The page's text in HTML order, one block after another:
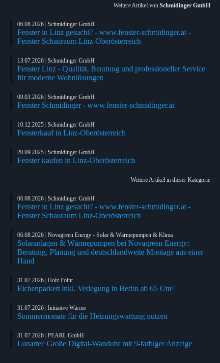
Weitere Artikel von Schmidinger GmbH
06.08.2026 | Schmidinger GmbH
Fenster in Linz gesucht? - www.fenster-schmidinger.at -
Fenster Schauraum Linz-Oberösterreich
13.07.2026 | Schmidinger GmbH
Fenster Linz - Qualität, Beratung und professioneller Service
für moderne Wohnlösungen
09.03.2026 | Schmidinger GmbH
Fenster Schmidinger - www.fenster-schmidinger.at
10.12.2025 | Schmidinger GmbH
Fensterkauf in Linz-Oberösterreich
20.09.2025 | Schmidinger GmbH
Fenster kaufen in Linz­-Oberösterreich
Weitere Artikel in dieser Kategorie
06.08.2026 | Schmidinger GmbH
Fenster in Linz gesucht? - www.fenster-schmidinger.at -
Fenster Schauraum Linz-Oberösterreich
06.08.2026 | Novagreen Energy - Solar & Wärmepumpen & Klima
Solaranlagen & Wärmepumpen bei Novagreen Energy:
Beratung, Planung und deutschlandweite Montage aus einer
Hand
31.07.2026 | Holz Point
Eichenparkett inkl. Verlegung in Berlin ab 65 €/m²
31.07.2026 | Initiative Wärme
Sommermonate für die Heizungswartung nutzen
31.07.2026 | PEARL GmbH
Lunartec Große Digital-Wanduhr mit 9-farbiger Anzeige